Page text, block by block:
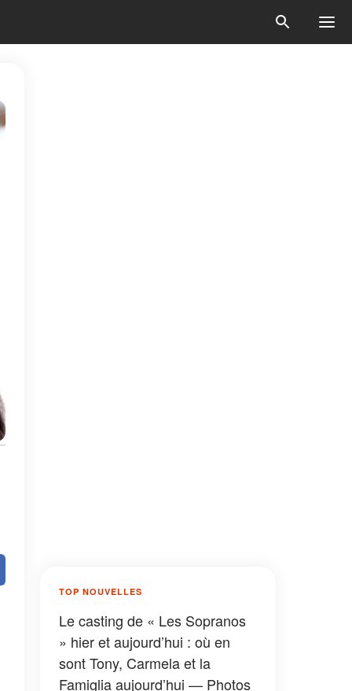
TOP NOUVELLES
Le casting de « Les Sopranos
» hier et aujourd’hui : où en
sont Tony, Carmela et la
Famiglia aujourd’hui — Photos